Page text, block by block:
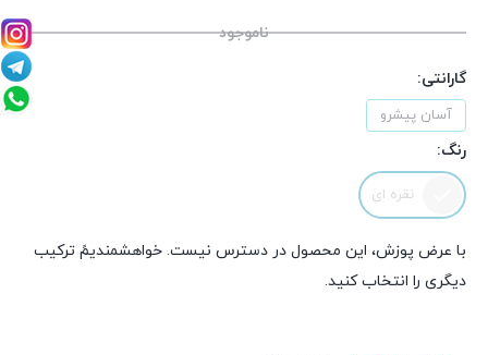
ناموجود
گارانتی:
آسان پیشرو
رنگ:
نقره ای
با عرض پوزش، این محصول در دسترس نیست. خواهشمندیمً ترکیب
دیگری را انتخاب کنید.